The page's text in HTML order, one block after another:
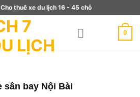
thuê xe du lịch 16 - 45 chỗ
0
bay Nội Bài